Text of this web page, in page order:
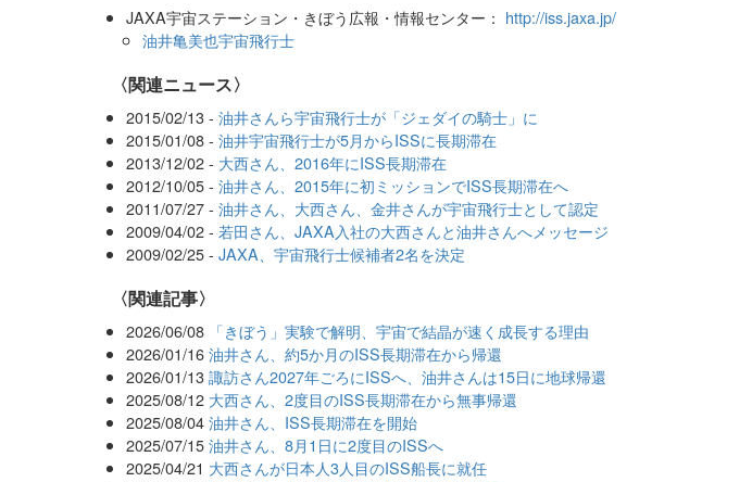
JAXA宇宙ステーション・きぼう広報・情報センター： http://iss.jaxa.jp/
油井亀美也宇宙飛行士
〈関連ニュース〉
2015/02/13 -油井さんら宇宙飛行士が「ジェダイの騎士」に
2015/01/08 -油井宇宙飛行士が5月からISSに長期滞在
2013/12/02 - 大西さん、2016年にISS長期滞在
2012/10/05 -油井さん、2015年に初ミッションでISS長期滞在へ
2011/07/27 -油井さん、大西さん、金井さんが宇宙飛行士として認定
2009/04/02 -若田さん、JAXA入社の大西さんと油井さんへメッセージ
2009/02/25 -JAXA、宇宙飛行士候補者2名を決定
関連記事
2026/06/08 「きぼう」実験で解明、宇宙で結晶が速く成長する理由
2026/01/16 油井さん、約5か月のISS長期滞在から帰還
2026/01/13 諏訪さん2027年ごろにISSへ、油井さんは15日に地球帰還
2025/08/12 大西さん、2度目のISS長期滞在から無事帰還
2025/08/04 油井さん、ISS長期滞在を開始
2025/07/15 油井さん、8月1日に2度目のISSへ
2025/04/21 大西さんが日本人3人目のISS船長に就任